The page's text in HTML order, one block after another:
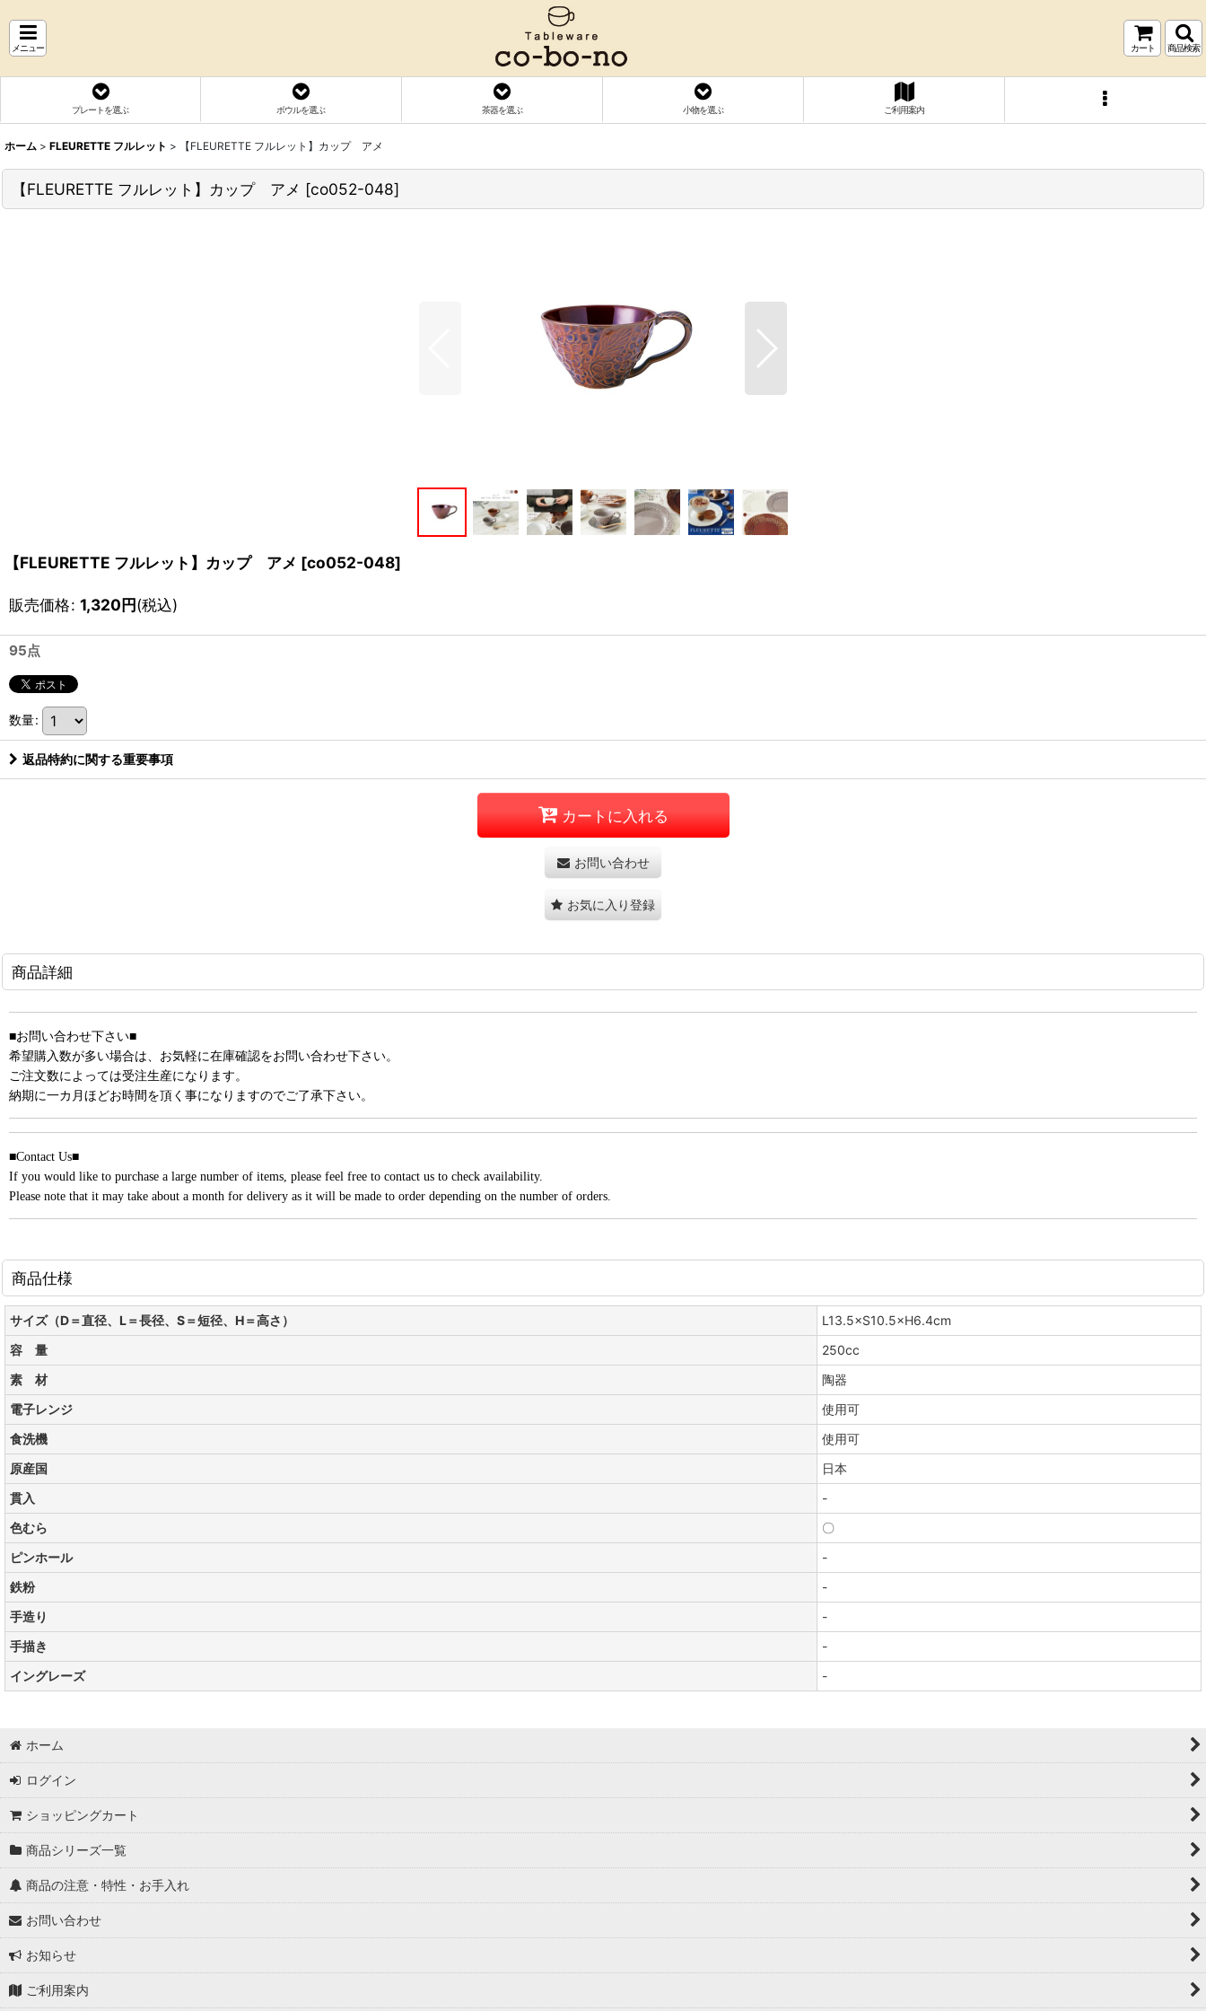
メニュー カート 商品検索
プレートを選ぶ ボウルを選ぶ 茶器を選ぶ 小物を選ぶ ご利用案内
ホーム > FLEURETTE フルレット > 【FLEURETTE フルレット】カップ アメ
【FLEURETTE フルレット】カップ アメ [co052-048]
【FLEURETTE フルレット】カップ アメ [co052-048]
販売価格: 1,320円(税込)
95点
数量:
返品特約に関する重要事項
カートに入れる
お問い合わせ
お気に入り登録
商品詳細
■お問い合わせ下さい■
希望購入数が多い場合は、お気軽に在庫確認をお問い合わせ下さい。
ご注文数によっては受注生産になります。
納期に一カ月ほどお時間を頂く事になりますのでご了承下さい。
■Contact Us■
If you would like to purchase a large number of items, please feel free to contact us to check availability.
Please note that it may take about a month for delivery as it will be made to order depending on the number of orders.
商品仕様
サイズ（D＝直径、L＝長径、S＝短径、H＝高さ）
L13.5×S10.5×H6.4cm
容 量
250cc
素 材
陶器
電子レンジ
使用可
食洗機
使用可
原産国
日本
貫入
-
色むら
〇
ピンホール
-
鉄粉
-
手造り
-
手描き
-
イングレーズ
-
ホーム
ログイン
ショッピングカート
商品シリーズ一覧
商品の注意・特性・お手入れ
お問い合わせ
お知らせ
ご利用案内